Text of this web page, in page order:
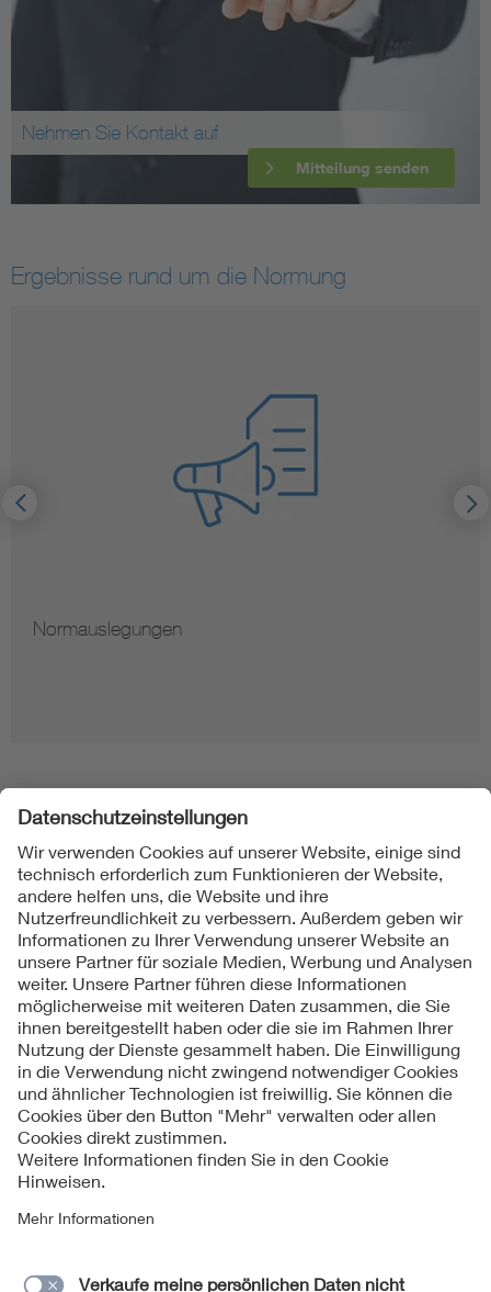
Nehmen Sie Kontakt auf
Mitteilung senden
Ergebnisse rund um die Normung
Hinweise zur Vervielfältigung von Normen
Folgen Sie uns
Kontakt
Impressum
Datenschutzinformationen
Cookie Hinweise
Compliance